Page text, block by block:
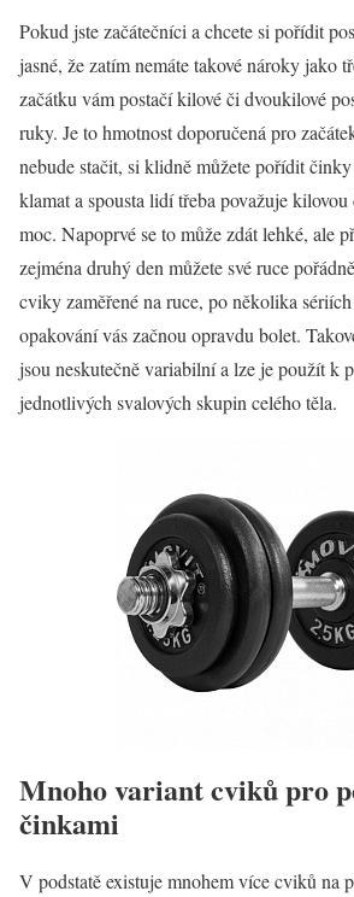
Pokud jste začátečníci a chcete si pořídit
jasné, že zatím nemáte takové nároky jako
začátku vám postačí kilové či dvoukilové
ruky. Je to hmotnost doporučená pro
nebude stačit, si klidně můžete pořídit
klamat a spousta lidí třeba považuje
moc. Napoprvé se to může zdát lehké, ale
zejména druhý den můžete své ruce
cviky zaměřené na ruce, po několika
opakování vás začnou opravdu bolet.
jsou neskutečně variabilní a lze je použít k
jednotlivých svalových skupin celého těla.
Mnoho variant cviků pro
činkami
V podstatě existuje mnohem více cviků na